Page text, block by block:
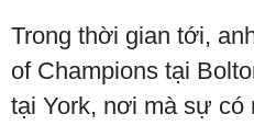
Trong thời gian tới,
of Champions tại
tại York, nơi mà sự có